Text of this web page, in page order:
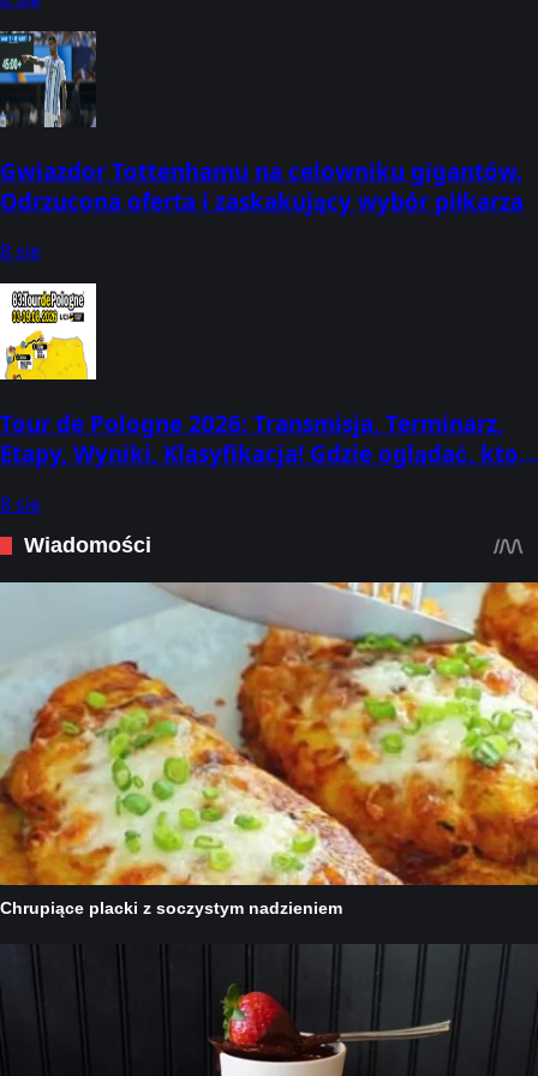
Gwiazdor Tottenhamu na celowniku gigantów.
Odrzucona oferta i zaskakujący wybór piłkarza
8 sie
Tour de Pologne 2026: Transmisja, Terminarz,
Etapy, Wyniki, Klasyfikacja! Gdzie oglądać, kto
8 sie